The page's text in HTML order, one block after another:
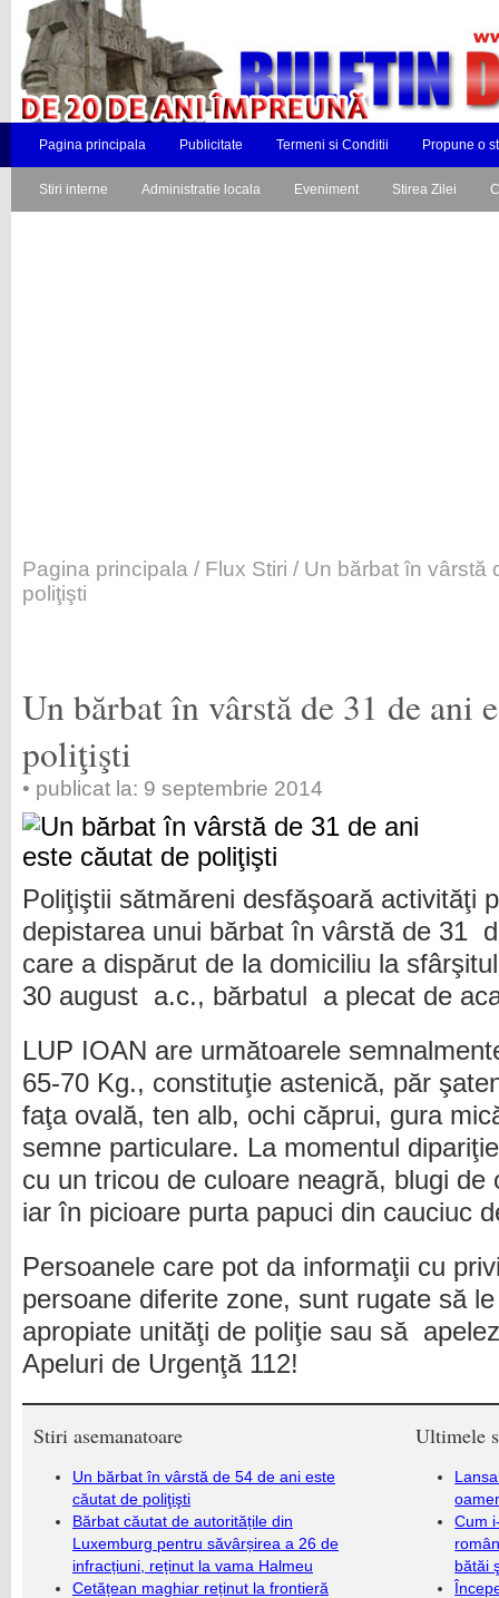
Pagina principala Publicitate Termeni si Conditii Propune o
Stiri interne Administratie locala Eveniment Stirea Zilei
Pagina principala / Flux Stiri / Un bărbat în vârstă
poliţişti
Un bărbat în vârstă de 31 de ani
poliţişti
• publicat la: 9 septembrie 2014
Poliţiştii sătmăreni desfăşoară activităţi
depistarea unui bărbat în vârstă de 31
care a dispărut de la domiciliu la
30 august a.c., bărbatul a plecat de
LUP IOAN are următoarele
65-70 Kg., constituţie astenică, păr
faţa ovală, ten alb, ochi căprui, gura
semne particulare. La momentul
cu un tricou de culoare neagră, blugi de
iar în picioare purta papuci din cauciuc
Persoanele care pot da informaţii cu
persoane diferite zone, sunt rugate să
apropiate unităţi de poliţie sau să
Apeluri de Urgenţă 112!
Stiri asemanatoare
Un bărbat în vârstă de 54 de ani este
căutat de poliţişti
Bărbat căutat de autoritățile din
Luxemburg pentru săvârșirea a 26 de
infracțiuni, reținut la vama Halmeu
Cetățean maghiar reținut la frontieră
Ultimele
Cum
bătăi